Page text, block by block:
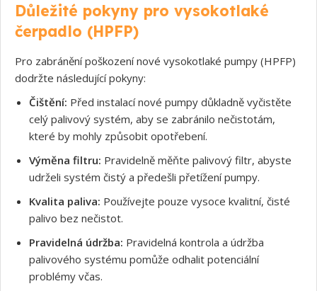
Důležité pokyny pro vysokotlaké
čerpadlo (HPFP)
Pro zabránění poškození nové vysokotlaké pumpy (HPFP)
dodržte následující pokyny:
Čištění: Před instalací nové pumpy důkladně vyčistěte
celý palivový systém, aby se zabránilo nečistotám,
které by mohly způsobit opotřebení.
Výměna filtru: Pravidelně měňte palivový filtr, abyste
udrželi systém čistý a předešli přetížení pumpy.
Kvalita paliva: Používejte pouze vysoce kvalitní, čisté
palivo bez nečistot.
Pravidelná údržba: Pravidelná kontrola a údržba
palivového systému pomůže odhalit potenciální
problémy včas.
Souhlasím s GDPR